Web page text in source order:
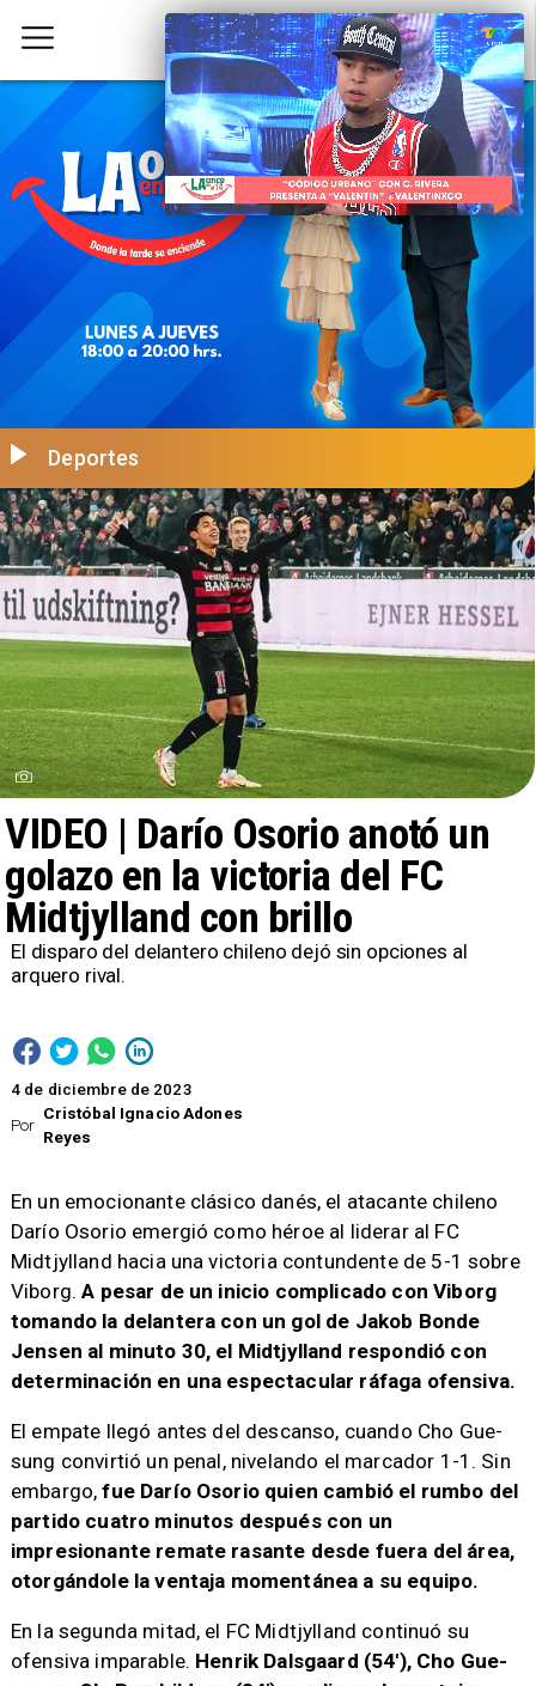
Por
Cristóbal Ignacio Adones
Reyes
VIDEO | Darío Osorio anotó un
golazo en la victoria del FC
Midtjylland con brillo
Deportes
4 de diciembre de 2023
El disparo del delantero chileno dejó sin opciones al
arquero rival.
En un emocionante clásico danés, el atacante chileno
Darío Osorio emergió como héroe al liderar al FC
Midtjylland hacia una victoria contundente de 5-1 sobre
Viborg.A pesar de un inicio complicado con Viborg
tomando la delantera con un gol de Jakob Bonde
Jensen al minuto 30, el Midtjylland respondió con
determinación en una espectacular ráfaga ofensiva.
El empate llegó antes del descanso, cuando Cho Gue-
sung convirtió un penal, nivelando el marcador 1-1. Sin
embargo, fue Darío Osorio quien cambió el rumbo del
partido cuatro minutos después con un
impresionante remate rasante desde fuera del área,
otorgándole la ventaja momentánea a su equipo.
En la segunda mitad, el FC Midtjylland continuó su
ofensiva imparable. Henrik Dalsgaard (54'), Cho Gue-